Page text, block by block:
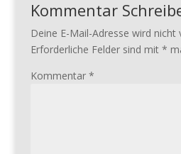
Kommentar
Deine E-Mail-Adresse wird nicht
Erforderliche Felder sind mit *
Kommentar *